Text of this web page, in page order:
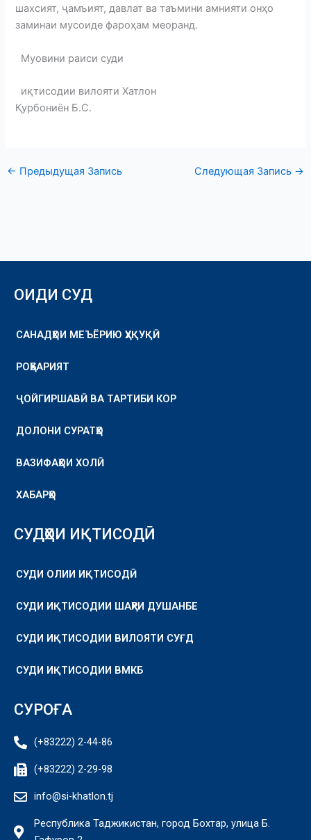
шахсият, ҷамъият, давлат ва таъмини амнияти онҳо
заминаи мусоиде фароҳам меоранд.
Муовини раиси суди
иқтисодии вилояти Хатлон
Қурбониён Б.С.
← Предыдущая Запись Следующая Запись →
ОИДИ СУД
САНАДҲОИ МЕЪЁРИЮ ҲУҚУҚӢ
РОҲБАРИЯТ
ҶОЙГИРШАВӢ ВА ТАРТИБИ КОР
ДОЛОНИ СУРАТҲО
ВАЗИФАҲОИ ХОЛӢ
ХАБАРҲО
СУДҲОИ ИҚТИСОДӢ
СУДИ ОЛИИ ИҚТИСОДӢ
СУДИ ИҚТИСОДИИ ШАҲРИ ДУШАНБЕ
СУДИ ИҚТИСОДИИ ВИЛОЯТИ СУҒД
СУДИ ИҚТИСОДИИ ВМКБ
СУРОҒА
(+83222) 2-44-86
(+83222) 2-29-98
info@si-khatlon.tj
Республика Таджикистан, город Бохтар, улица Б.